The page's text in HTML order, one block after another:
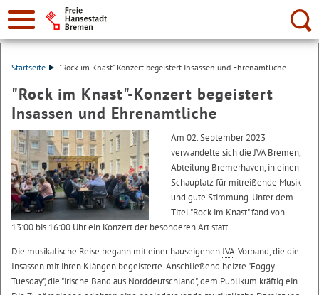
Suche:
Startseite "Rock im Knast"-Konzert begeistert Insassen und Ehrenamtliche
"Rock im Knast"-Konzert begeistert
Insassen und Ehrenamtliche
Am 02. September 2023
verwandelte sich dieJVABremen,
Abteilung Bremerhaven, in einen
Schauplatz für mitreißende Musik
und gute Stimmung. Unter dem
Titel "Rock im Knast" fand von
13:00 bis 16:00 Uhr ein Konzert der besonderen Art statt.
Die musikalische Reise begann mit einer hauseigenenJVA-Vorband, die die
Insassen mit ihren Klängen begeisterte. Anschließend heizte "Foggy
Tuesday", die "irische Band aus Norddeutschland", dem Publikum kräftig ein.